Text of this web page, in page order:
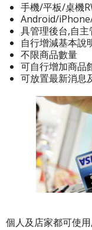
手機/平板/桌機
Android/
具管理後台,自主
自行增減基本說
不限商品數量
可自行增加商品
可放置最新消息
個人及店家都可使